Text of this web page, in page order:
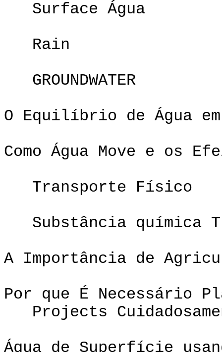
Surface Água
Rain
GROUNDWATER
O Equilíbrio de Água
Como Água Move e os
Transporte Físico
Substância química
A Importância de
Por que É Necessário
Projects
Água de Superfície